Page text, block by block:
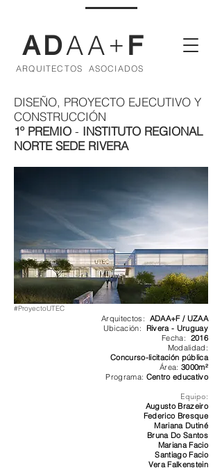
ADAA+ F
ARQUITECTOS ASOCIADOS
DISEÑO, PROYECTO EJECUTIVO Y
CONSTRUCCIÓN
1º PREMIO - INSTITUTO REGIONAL
NORTE SEDE RIVERA
#ProyectoUTEC
Arquitectos: ADAA+F / UZAA
Ubicación: Rivera - Uruguay
Fecha: 2016
Modalidad:
Concurso-licitación pública
Área:3000m²
Programa: Centro educativo
Equipo:
Augusto Brazeiro
Federico Bresque
Mariana Dutiné
Bruna Do Santos
Mariana Facio
Santiago Facio
Vera Falkenstein